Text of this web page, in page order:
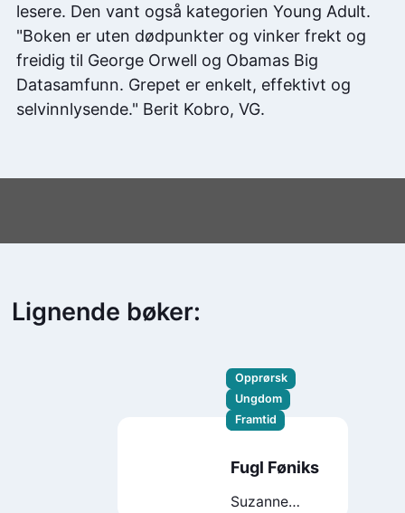
lesere. Den vant også kategorien Young Adult.
"Boken er uten dødpunkter og vinker frekt og
freidig til George Orwell og Obamas Big
Datasamfunn. Grepet er enkelt, effektivt og
selvinnlysende." Berit Kobro, VG.
Lignende bøker:
Opprørsk
Ungdom
Framtid
Fugl Føniks
Suzanne